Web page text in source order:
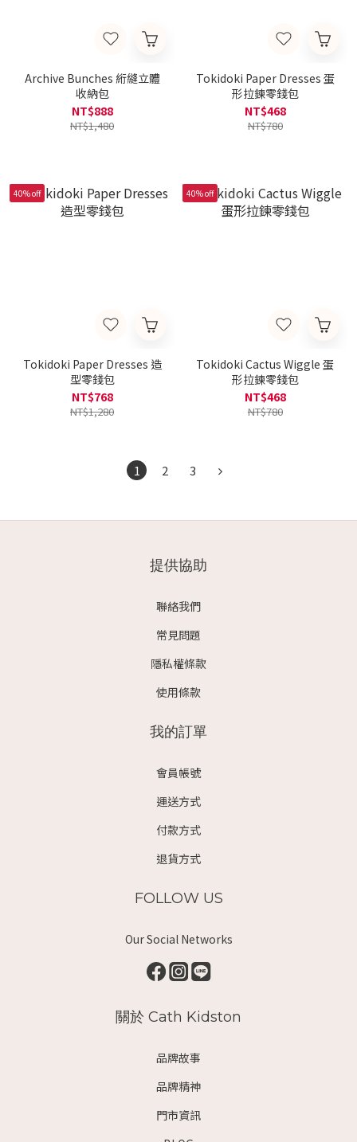
Archive Bunches 絎縫立體
收納包
NT$888
NT$1,480
Tokidoki Paper Dresses 蛋
形拉鍊零錢包
NT$468
NT$780
40% off
Tokidoki Paper Dresses 造
型零錢包
NT$768
NT$1,280
40% off
Tokidoki Cactus Wiggle 蛋
形拉鍊零錢包
NT$468
NT$780
1 2 3
提供協助
聯絡我們
常見問題
隱私權條款
使用條款
我的訂單
會員帳號
運送方式
付款方式
退貨方式
FOLLOW US
Our Social Networks
關於 Cath Kidston
品牌故事
品牌精神
門市資訊